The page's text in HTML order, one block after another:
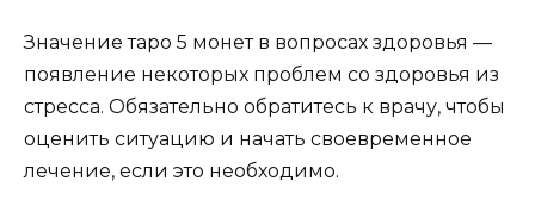
Значение таро 5 монетв вопросах здоровья —
появление некоторых проблем со здоровья из
стресса. Обязательно обратитесь к врачу, чтобы
оценить ситуацию и начать своевременное
лечение, если это необходимо.